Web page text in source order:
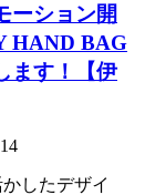
ーション開
HAND BAG
ます！【伊
したデザイ